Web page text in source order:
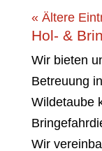
« Ältere
Hol- &
Wir bieten
Betreuung
Wildetaube
Wir